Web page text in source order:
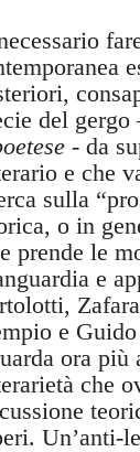
del
- da
e che
sulla
o in
prende le
e
e
ora più
che
Un’anti-